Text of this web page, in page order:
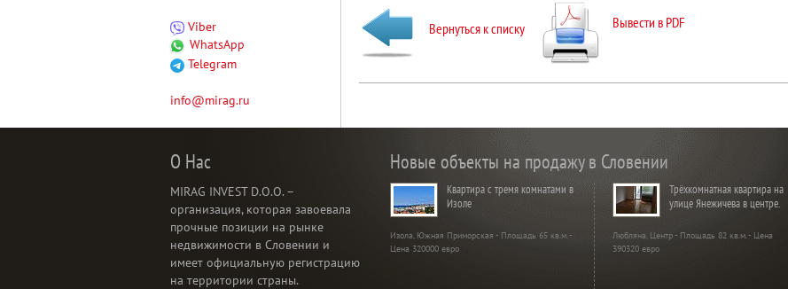
Вернуться к списку Вывести в PDF
Viber
WhatsApp
Telegram
info@mirag.ru
О Нас
MIRAG INVEST D.O.O. –
организация, которая завоевала
прочные позиции на рынке
недвижимости в Словении и
имеет официальную регистрацию
на территории страны.
Новые объекты на продажу в Словении
Квартира с тремя комнатами в
Изоле
Изола, Южная Приморская - Площадь 65 кв.м. -
Цена 320000 евро
Трёхкомнатная квартира на
улице Янежичева в центре.
Любляна, Центр - Площадь 82 кв.м. - Цена
390320 евро